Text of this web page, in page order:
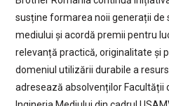
susține formarea noii generații de
mediului și acordă premii pentru
relevanță practică, originalitate și
domeniul utilizării durabile a
adresează absolvenților Facultății